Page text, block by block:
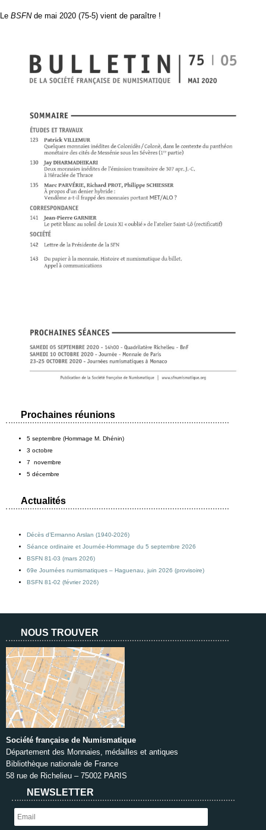
Le BSFNde mai 2020 (75-5) vient de paraître !
Prochaines réunions
5 septembre (Hommage M. Dhénin)
3 octobre
7 novembre
5 décembre
Actualités
Décès d’Ermanno Arslan (1940-2026)
Séance ordinaire et Journée-Hommage du 5 septembre 2026
BSFN 81-03 (mars 2026)
69e Journées numismatiques – Haguenau, juin 2026 (provisoire)
BSFN 81-02 (février 2026)
NOUS TROUVER
Société française de Numismatique
Département des Monnaies, médailles et antiques
Bibliothèque nationale de France
58 rue de Richelieu – 75002 PARIS
NEWSLETTER